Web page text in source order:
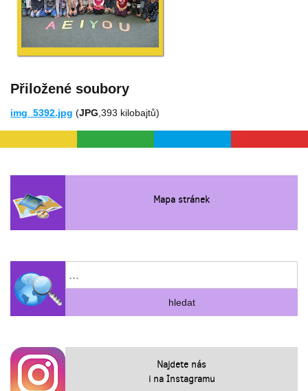
Přiložené soubory
img_5392.jpg (JPG ,393 kilobajtů)
Mapa stránek
Najdete nás
i na Instagramu